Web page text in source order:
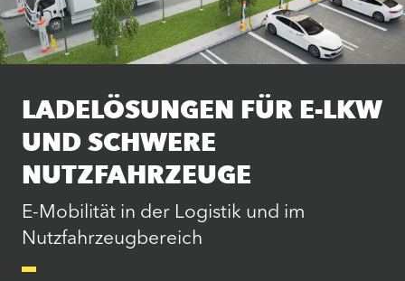
LADELÖSUNGEN FÜR E-LKW
UND SCHWERE
NUTZFAHRZEUGE
E-Mobilität in der Logistik und im
Nutzfahrzeugbereich